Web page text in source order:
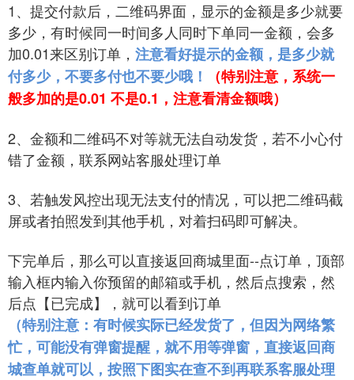
1、提交付款后，二维码界面，显示的金额是多少就要
多少，有时候同一时间多人同时下单同一金额，会多
加0.01来区别订单， 注意看好提示的金额，是多少就
付多少，不要多付也不要少哦！
（特别注意，系统一
般多加的是0.01 不是0.1，注意看清金额哦）
2、金额和二维码不对等就无法自动发货，若不小心付
错了金额，联系网站客服处理订单
3、若触发风控出现无法支付的情况，可以把二维码截
屏或者拍照发到其他手机，对着扫码即可解决。
下完单后，那么可以直接返回商城里面--点订单，顶部
输入框内输入你预留的邮箱或手机，然后点搜索，然
后点【已完成】，就可以看到订单
（特别注意：有时候实际已经发货了，但因为网络繁
忙，可能没有弹窗提醒，就不用等弹窗，直接返回商
城查单就可以，按照下图实在查不到再联系客服处理